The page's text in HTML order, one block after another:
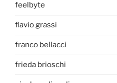
feelbyte
flavio grassi
franco bellacci
frieda brioschi